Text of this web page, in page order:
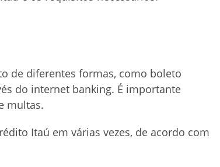
de diferentes formas, como boleto
do internet banking. É importante
multas.
Itaú em várias vezes, de acordo com